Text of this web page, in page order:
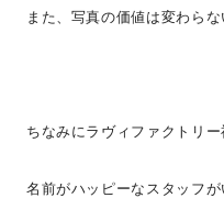
また、写真の価値は変わらな
ちなみにラヴィファクトリ
名前がハッピーなスタッフが